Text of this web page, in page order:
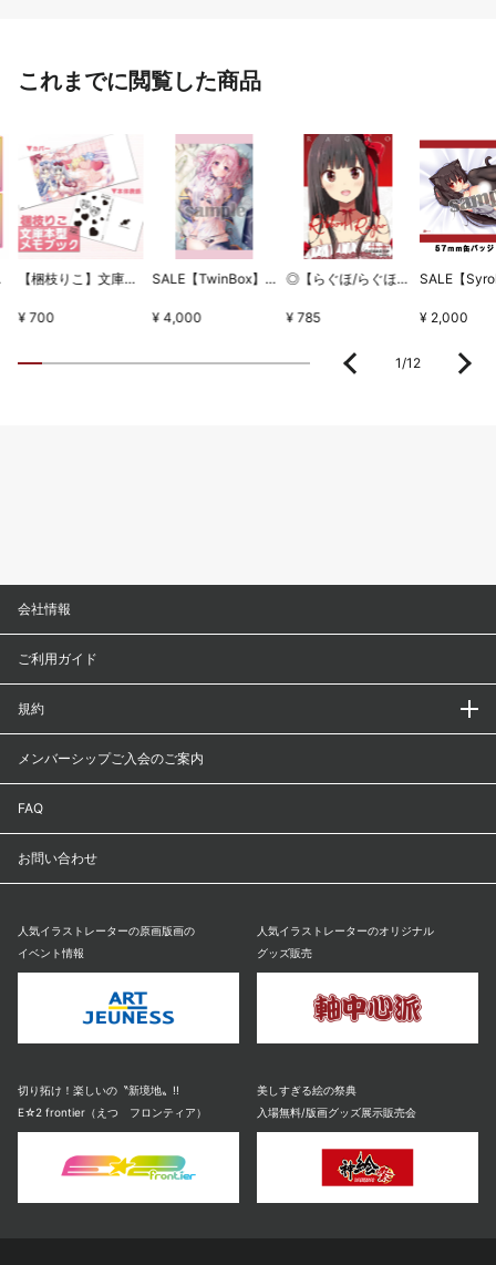
これまでに閲覧した商品
セット 【梱枝りこ】文庫本型メモブック・「すいーとほいっぷ」限定版表紙
¥ 700
SALE【TwinBox】WSB1タペストリー・放課後の保健室
¥ 4,000
◎【らぐほ/らぐほのえりか】リボン
¥ 785 ¥ 2,000
1/12
人気イラストレーターの原画版画の
イベント情報
人気イラストレーターのオリジナル
グッズ販売
切り拓け！楽しいの〝新境地〟!!
E☆2 frontier（えつ フロンティア）
美しすぎる絵の祭典
入場無料/版画グッズ展示販売会
会社情報
ご利用ガイド
規約
メンバーシップご入会のご案内
FAQ
お問い合わせ